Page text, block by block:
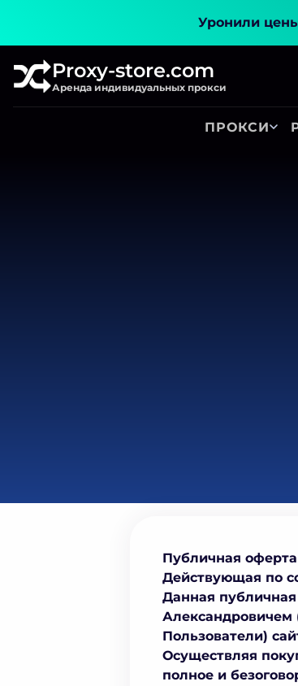
Уронили
Proxy-store.com
Аренда индивидуальных прокси
ПРОКСИ
Публичная оферта
Действующая по
Данная
Александровичем
Пользователи)
Осуществляя
полное и